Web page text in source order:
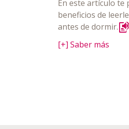
En este artículo te
beneficios de
antes de dormir.text_to_speech
[+] Saber más